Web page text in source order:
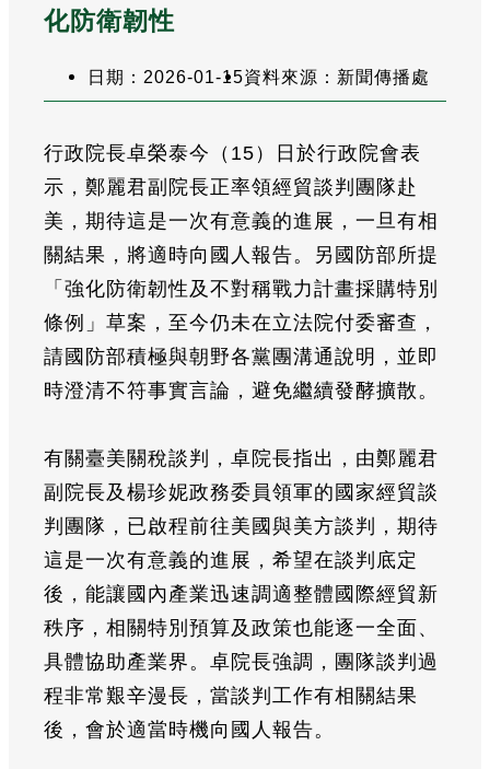
化防衛韌性
日期：2026-01-15資料來源：新聞傳播處
行政院長卓榮泰今（15）日於行政院會表
示，鄭麗君副院長正率領經貿談判團隊赴
美，期待這是一次有意義的進展，一旦有相
關結果，將適時向國人報告。另國防部所提
「強化防衛韌性及不對稱戰力計畫採購特別
條例」草案，至今仍未在立法院付委審查，
請國防部積極與朝野各黨團溝通說明，並即
時澄清不符事實言論，避免繼續發酵擴散。
有關臺美關稅談判，卓院長指出，由鄭麗君
副院長及楊珍妮政務委員領軍的國家經貿談
判團隊，已啟程前往美國與美方談判，期待
這是一次有意義的進展，希望在談判底定
後，能讓國內產業迅速調適整體國際經貿新
秩序，相關特別預算及政策也能逐一全面、
具體協助產業界。卓院長強調，團隊談判過
程非常艱辛漫長，當談判工作有相關結果
後，會於適當時機向國人報告。